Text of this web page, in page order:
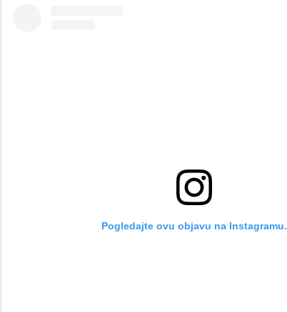
Pogledajte ovu objavu na Instagramu.